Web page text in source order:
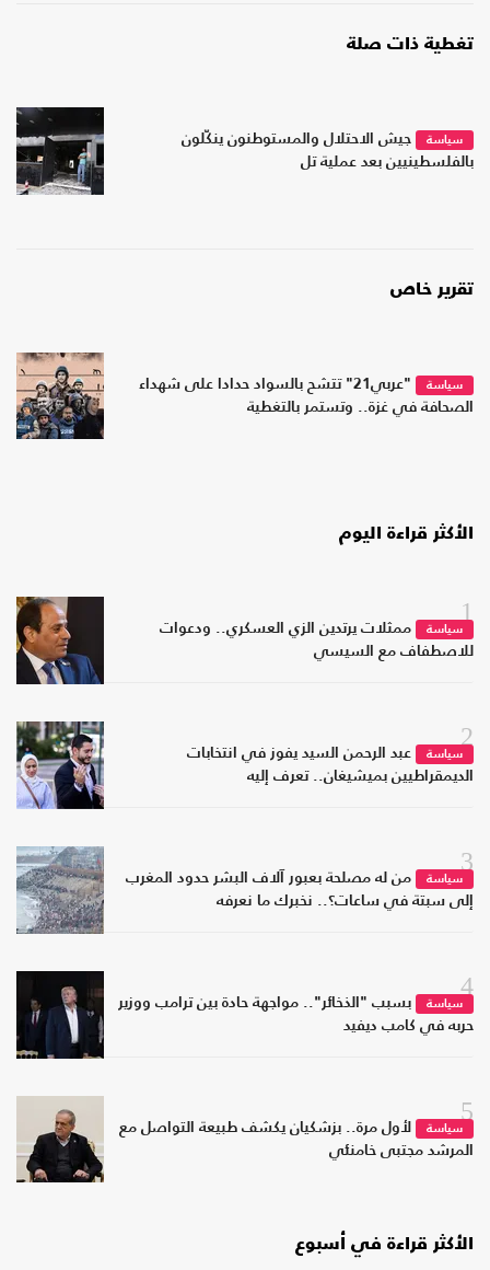
تغطية ذات صلة
سياسة
جيش الاحتلال والمستوطنون ينكّلون
بالفلسطينيين بعد عملية تل
تقرير خاص
سياسة
"عربي21" تتشح بالسواد حدادا على شهداء
الصحافة في غزة.. وتستمر بالتغطية
الأكثر قراءة اليوم
1
سياسة
ممثلات يرتدين الزي العسكري.. ودعوات
للاصطفاف مع السيسي
2
سياسة
عبد الرحمن السيد يفوز في انتخابات
الديمقراطيين بميشيغان.. تعرف إليه
3
سياسة
من له مصلحة بعبور آلاف البشر حدود المغرب
إلى سبتة في ساعات؟.. نخبرك ما نعرفه
4
سياسة
بسبب "الذخائر".. مواجهة حادة بين ترامب ووزير
حربه في كامب ديفيد
5
سياسة
لأول مرة.. بزشكيان يكشف طبيعة التواصل مع
المرشد مجتبى خامنئي
الأكثر قراءة في أسبوع